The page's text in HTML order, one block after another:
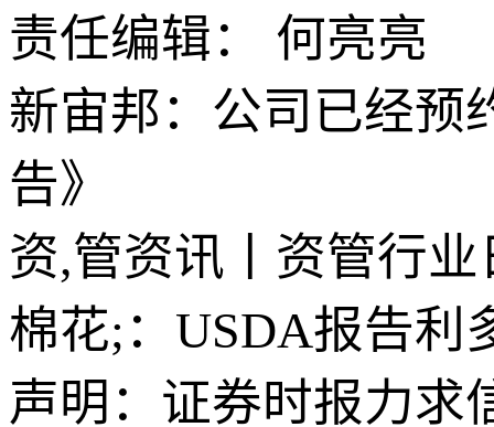
责任编辑： 何亮亮
新宙邦：公司已经预
告》
资,管资讯丨资管行业
棉花;：USDA报告利
声明：证券时报力求